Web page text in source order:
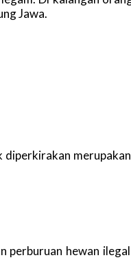
Jawa.
diperkirakan
perburuan hewan